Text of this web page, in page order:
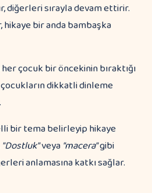
diğerleri sırayla devam ettirir.
bir anda bambaşka
çocuk bir öncekinin bıraktığı
dikkatli dinleme
bir tema belirleyip hikaye
"Dostluk"veya "macera"gibi
anlamasına katkı sağlar.